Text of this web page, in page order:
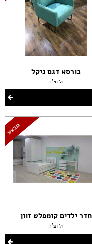
כורסא דגם ניקל
ולוצ'ה
חדר ילדים קומפלט זוון
ולוצ'ה